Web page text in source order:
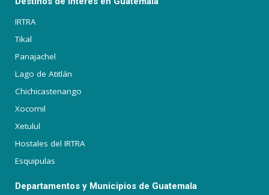
IRTRA
Tikal
Panajachel
Lago de Atitlán
Chichicastenango
Xocomil
Xetulul
Hostales del IRTRA
Esquipulas
Departamentos y Municipios de Guatemala